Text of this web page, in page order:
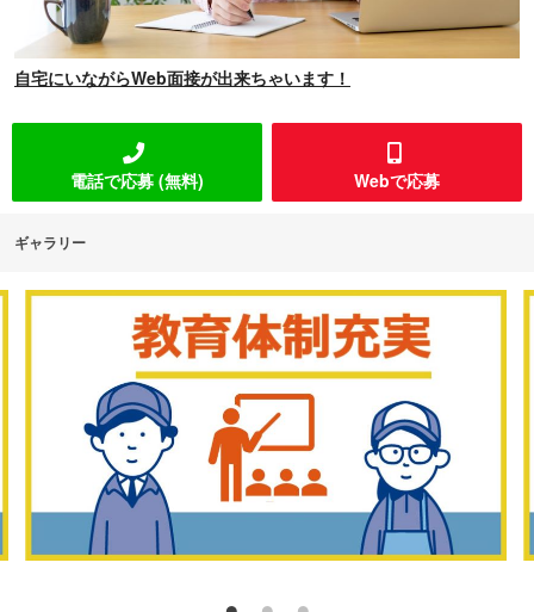
自宅にいながらWeb面接が出来ちゃいます！
電話で応募 (無料) Webで応募
ギャラリー